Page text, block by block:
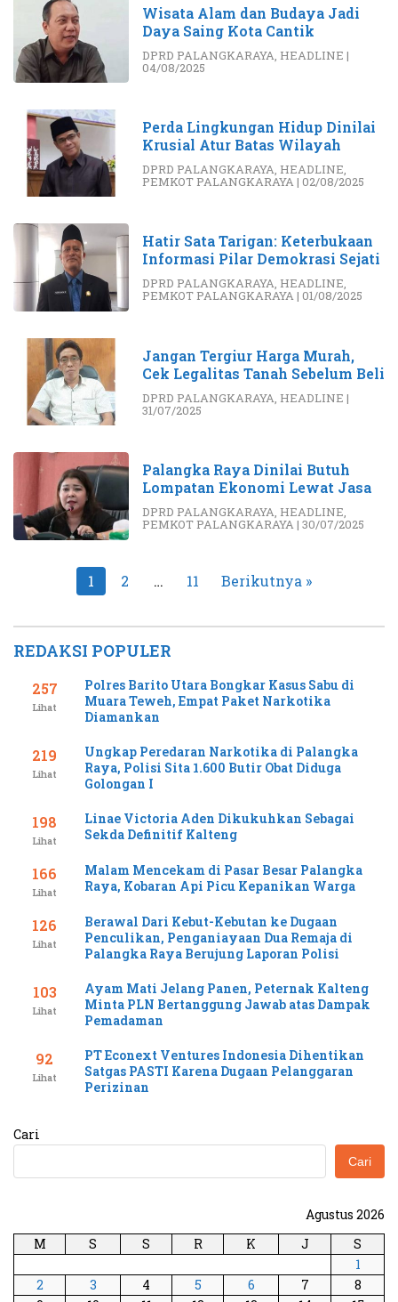
Wisata Alam dan Budaya Jadi
Daya Saing Kota Cantik
DPRD PALANGKARAYA HEADLINE |
04/08/2025
Perda Lingkungan Hidup Dinilai
Krusial Atur Batas Wilayah
DPRD PALANGKARAYA, HEADLINE,
PEMKOT PALANGKARAYA| 02/08/2025
Hatir Sata Tarigan: Keterbukaan
Informasi Pilar Demokrasi Sejati
DPRD PALANGKARAYA, HEADLINE,
PEMKOT PALANGKARAYA| 01/08/2025
Jangan Tergiur Harga Murah,
Cek Legalitas Tanah Sebelum Beli
DPRD PALANGKARAYA, HEADLINE |
31/07/2025
Palangka Raya Dinilai Butuh
Lompatan Ekonomi Lewat Jasa
DPRD PALANGKARAYA, HEADLINE,
PEMKOT PALANGKARAYA| 30/07/2025
Paginasi1 2 … 11 Berikutnya »
REDAKSI POPULER
257
Lihat
Polres Barito Utara Bongkar Kasus Sabu di
Muara Teweh, Empat Paket Narkotika
Diamankan
219
Lihat
Ungkap Peredaran Narkotika di Palangka
Raya, Polisi Sita 1.600 Butir Obat Diduga
Golongan I
198
Lihat
Linae Victoria Aden Dikukuhkan Sebagai
Sekda Definitif Kalteng
166
Lihat
Malam Mencekam di Pasar Besar Palangka
Raya, Kobaran Api Picu Kepanikan Warga
126
Lihat
Berawal Dari Kebut-Kebutan ke Dugaan
Penculikan, Penganiayaan Dua Remaja di
Palangka Raya Berujung Laporan Polisi
103
Lihat
Ayam Mati Jelang Panen, Peternak Kalteng
Minta PLN Bertanggung Jawab atas Dampak
Pemadaman
92
Lihat
PT Econext Ventures Indonesia Dihentikan
Satgas PASTI Karena Dugaan Pelanggaran
Perizinan
Cari
Cari
Agustus 2026
M
S S R K J
S
1
2
3 4 5 6 7
8